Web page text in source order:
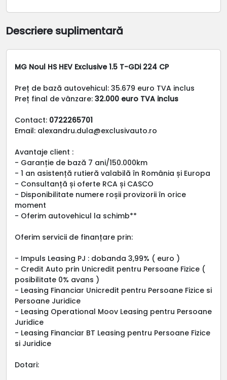
Descriere suplimentară
MG Noul HS HEV Exclusive 1.5 T-GDi 224 CP
Preț de bază autovehicul: 35.679 euro TVA inclus
Preț final de vânzare: 32.000 euro TVA inclus
Contact: 0722265701
Email: alexandru.dula@exclusivauto.ro
Avantaje client :
- Garanție de bază 7 ani/150.000km
- 1 an asistență rutieră valabilă în România și Europa
- Consultanță și oferte RCA și CASCO
- Disponibilitate numere roșii provizorii în orice
moment
- Oferim autovehicul la schimb**
Oferim servicii de finanțare prin:
- Impuls Leasing PJ : dobanda 3,99% ( euro )
- Credit Auto prin Unicredit pentru Persoane Fizice (
posibilitate 0% avans )
- Leasing Financiar Unicredit pentru Persoane Fizice si
Persoane Juridice
- Leasing Operational Moov Leasing pentru Persoane
Juridice
- Leasing Financiar BT Leasing pentru Persoane Fizice
si Juridice
Dotari: